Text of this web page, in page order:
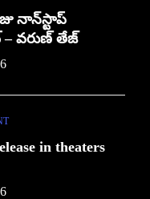
నాన్‌స్టాప్
వరుణ్ తేజ్
in theaters